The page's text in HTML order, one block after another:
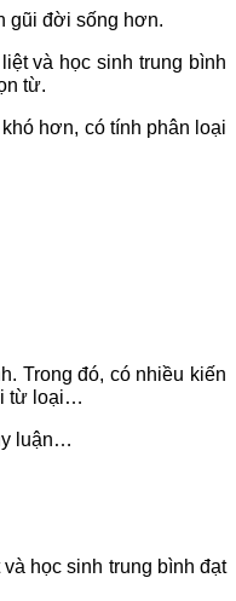
gũi đời sống hơn.
và học sinh trung bình
từ.
hơn, có tính phân loại
Trong đó, có nhiều kiến
từ loại…
luận…
học sinh trung bình đạt